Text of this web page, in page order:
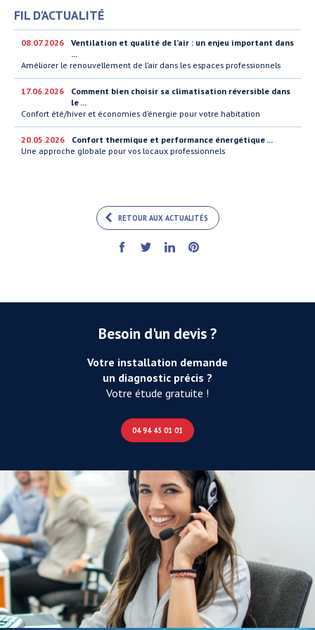
FIL D'ACTUALITÉ
08.07.2026
Ventilation et qualité de l’air : un enjeu important dans
...
Améliorer le renouvellement de l’air dans les espaces professionnels
17.06.2026
Comment bien choisir sa climatisation réversible dans
le ...
Confort été/hiver et économies d’énergie pour votre habitation
20.05.2026
Confort thermique et performance énergétique ...
Une approche globale pour vos locaux professionnels
RETOUR AUX ACTUALITÉS
Besoin d'un devis ?
Votre installation demande
un diagnostic précis ?
Votre étude gratuite !
04 94 45 01 01